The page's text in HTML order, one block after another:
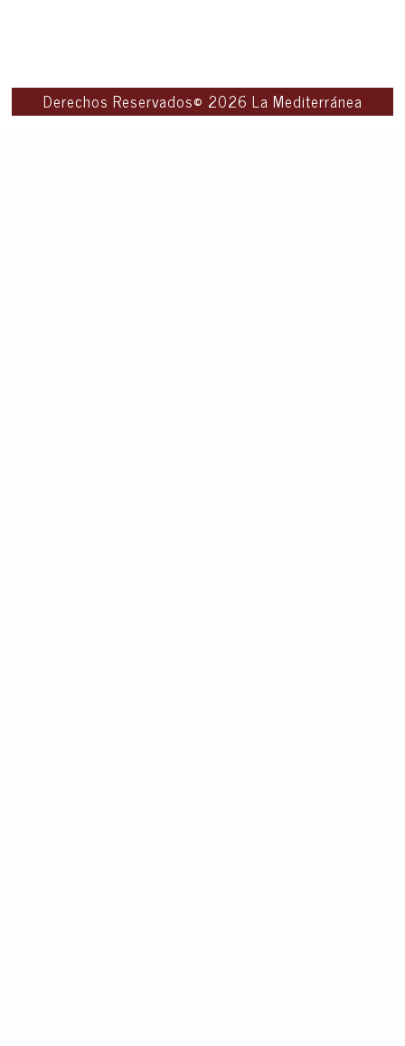
Derechos Reservados© 2026 La Mediterránea